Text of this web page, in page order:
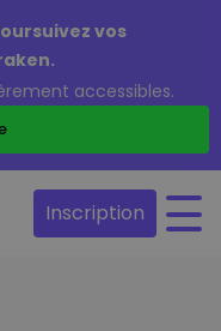
vos
accessibles.
Inscription